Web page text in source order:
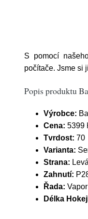
S pomocí
počítače. Jsme si
Popis produktu
Výrobce:
Cena: 5399
Tvrdost: 70
Varianta:
Strana:
Zahnutí:
Řada: Vapor
Délka